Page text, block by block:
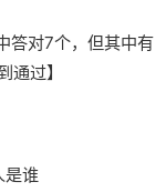
答对7个，但其中有
过】
是谁